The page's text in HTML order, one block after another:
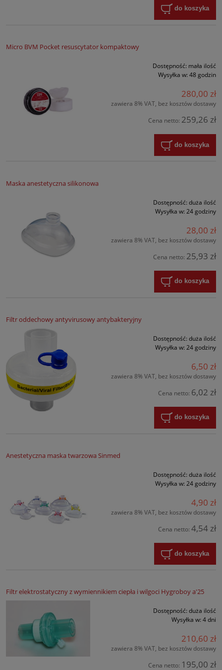
do koszyka
Micro BVM Pocket resuscytator kompaktowy
Dostępność: mała ilość
Wysyłka w: 48 godzin
280,00 zł
zawiera 8% VAT, bez kosztów dostawy
Cena netto: 259,26 zł
do koszyka
Maska anestetyczna silikonowa
Dostępność: duża ilość
Wysyłka w: 24 godziny
28,00 zł
zawiera 8% VAT, bez kosztów dostawy
Cena netto: 25,93 zł
do koszyka
Filtr oddechowy antyvirusowy antybakteryjny
Dostępność: duża ilość
Wysyłka w: 24 godziny
6,50 zł
zawiera 8% VAT, bez kosztów dostawy
Cena netto: 6,02 zł
do koszyka
Anestetyczna maska twarzowa Sinmed
Dostępność: duża ilość
Wysyłka w: 24 godziny
4,90 zł
zawiera 8% VAT, bez kosztów dostawy
Cena netto: 4,54 zł
do koszyka
Filtr elektrostatyczny z wymiennikiem ciepła i wilgoci Hygroboy a'25
Dostępność: duża ilość
Wysyłka w: 4 dni
210,60 zł
zawiera 8% VAT, bez kosztów dostawy
Cena netto: 195,00 zł